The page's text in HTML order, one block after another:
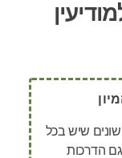
שיש בכל
גם הדרכות